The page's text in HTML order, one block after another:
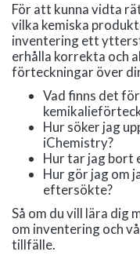
För att kunna vidta
vilka kemiska
inventering ett
erhålla korrekta och
förteckningar över
Vad finns det
Hur söker jag
iChemistry?
Hur tar jag bort
Hur gör jag om
eftersökte?
Så om du vill lära dig
om inventering och
tillfälle.